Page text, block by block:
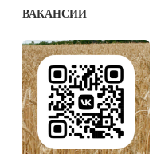
ВАКАНСИИ